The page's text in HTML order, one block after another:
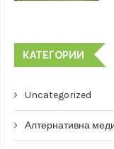
КАТЕГОРИИ
Uncategorized
Алтернативна